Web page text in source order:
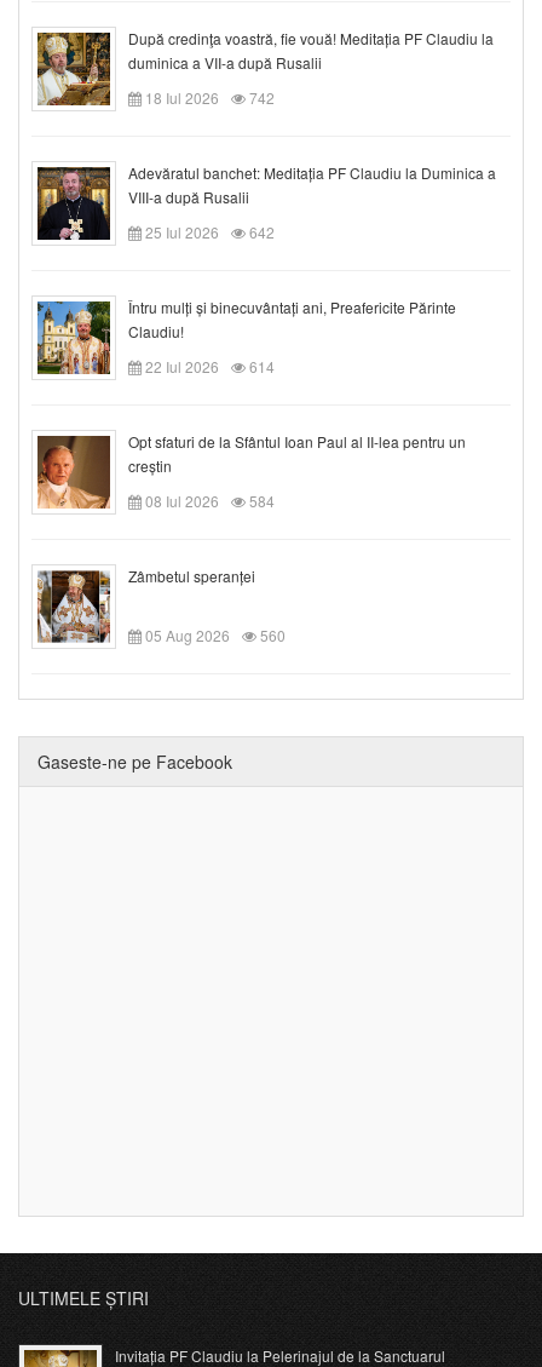
După credinţa voastră, fie vouă! Meditația PF Claudiu la
duminica a VII-a după Rusalii
18 Iul 2026
742
Adevăratul banchet: Meditația PF Claudiu la Duminica a
VIII-a după Rusalii
25 Iul 2026
642
Întru mulți și binecuvântați ani, Preafericite Părinte
Claudiu!
22 Iul 2026
614
Opt sfaturi de la Sfântul Ioan Paul al II-lea pentru un
creștin
08 Iul 2026
584
Zâmbetul speranței
05 Aug 2026 560
Gaseste-ne pe Facebook
ULTIMELE ȘTIRI
Invitația PF Claudiu la Pelerinajul de la Sanctuarul